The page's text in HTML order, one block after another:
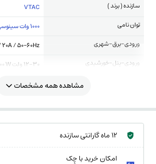
سازنده ( برند )
VTAC
توان نامی
1000 وات سینوسی خالص
ورودی-برق-شهری
/ 50–60Hz
ورودی-پنل-خورشیدی
12-30 ولت MAX300 W
مشاهده همه مشخصات
12 ماه گارانتی سازنده
امکان خرید با چِک